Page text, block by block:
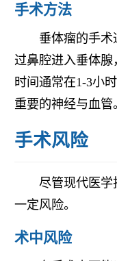
手术方法
垂体瘤的手
过鼻腔进入垂体
时间通常在1-3小
重要的神经与血管
手术风险
尽管现代医学
一定风险。
术中风险